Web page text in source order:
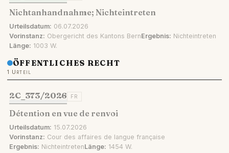
Nichtanhandnahme; Nichteintreten
Urteilsdatum: 06.07.2026
Vorinstanz: Obergericht des Kantons BernErgebnis: Nichteintreten
Länge: 1003 W.
ÖFFENTLICHES RECHT
1 Urteil
2C_373/2026 FR
Détention en vue de renvoi
Urteilsdatum: 15.07.2026
Vorinstanz: Cour des affaires de langue française
Ergebnis: NichteintretenLänge: 1454 W.